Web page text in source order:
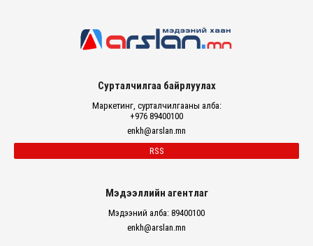
Сурталчилгаа байрлуулах
Маркетинг, сурталчилгааны алба:
+976 89400100
enkh@arslan.mn
RSS
Мэдээллийн агентлаг
Мэдээний алба: 89400100
enkh@arslan.mn